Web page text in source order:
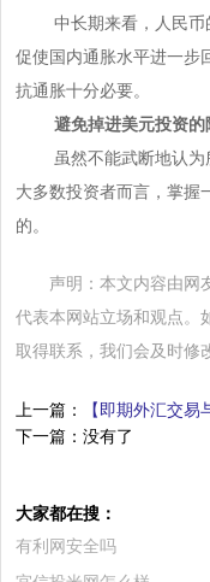
中长期来看，人民币的
促使国内通胀水平进一步
抗通胀十分必要。
避免掉进美元投资的
虽然不能武断地认为所
大多数投资者而言，掌握
的。
声明：本文内容由网
代表本网站立场和观点。
取得联系，我们会及时修
上一篇：
【即期外汇交易
下一篇：没有了
大家都在搜：
有利网安全吗